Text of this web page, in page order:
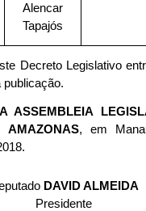
Alencar
Tapajós
Decreto Legislativo
publicação.
ASSEMBLEIA
AMAZONAS, em
DAVID ALMEIDA
Presidente